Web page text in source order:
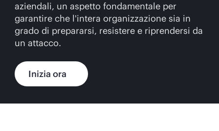
aziendali, un aspetto fondamentale per
garantire che l'intera organizzazione sia in
grado di prepararsi, resistere e riprendersi da
un attacco.
Inizia ora